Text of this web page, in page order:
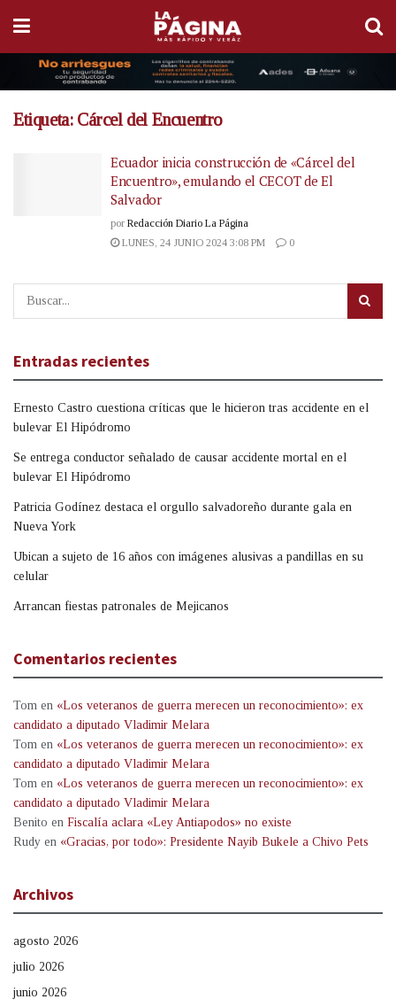
Etiqueta: Cárcel del Encuentro
Ecuador inicia construcción de «Cárcel del
Encuentro», emulando el CECOT de El
Salvador
por Redacción Diario La Página
LUNES, 24 JUNIO 2024 3:08 PM
0
Entradas recientes
Ernesto Castro cuestiona críticas que le hicieron tras accidente en el
bulevar El Hipódromo
Se entrega conductor señalado de causar accidente mortal en el
bulevar El Hipódromo
Patricia Godínez destaca el orgullo salvadoreño durante gala en
Nueva York
Ubican a sujeto de 16 años con imágenes alusivas a pandillas en su
celular
Arrancan fiestas patronales de Mejicanos
Comentarios recientes
Tom en «Los veteranos de guerra merecen un reconocimiento»: ex
candidato a diputado Vladimir Melara
Tom en «Los veteranos de guerra merecen un reconocimiento»: ex
candidato a diputado Vladimir Melara
Tom en «Los veteranos de guerra merecen un reconocimiento»: ex
candidato a diputado Vladimir Melara
Benito en Fiscalía aclara «Ley Antiapodos» no existe
Rudy en «Gracias, por todo»: Presidente Nayib Bukele a Chivo Pets
Archivos
agosto 2026
julio 2026
junio 2026